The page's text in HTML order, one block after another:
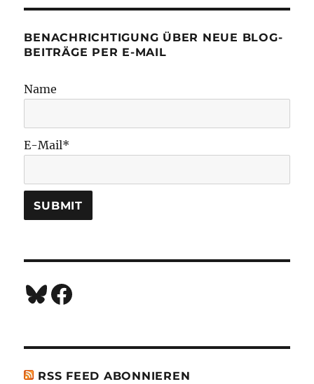
BENACHRICHTIGUNG ÜBER NEUE BLOG-
BEITRÄGE PER E-MAIL
Name
E-Mail*
Bluesky
Facebook
RSS FEED ABONNIEREN